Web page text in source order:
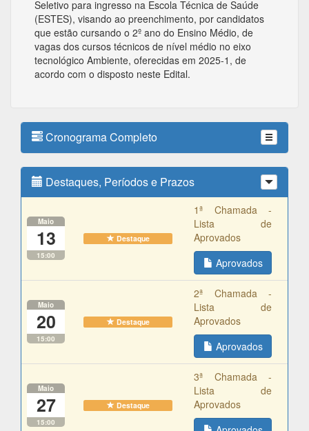
Seletivo para ingresso na Escola Técnica de Saúde
(ESTES), visando ao preenchimento, por candidatos
que estão cursando o 2º ano do Ensino Médio, de
vagas dos cursos técnicos de nível médio no eixo
tecnológico Ambiente, oferecidas em 2025-1, de
acordo com o disposto neste Edital.
Cronograma Completo
Destaques, Períodos e Prazos
Maio
13
15:00
Destaque
1ª Chamada -
Lista de
Aprovados
Aprovados
Maio
20
15:00
Destaque
2ª Chamada -
Lista de
Aprovados
Aprovados
Maio
27
15:00
Destaque
3ª Chamada -
Lista de
Aprovados